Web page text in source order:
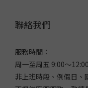
聯絡我們
服務時間：
周一至周五 9:00～
非上班時段、例假日、